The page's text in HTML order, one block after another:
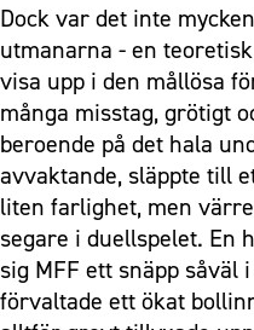
Dock var det inte
utmanarna - en
visa upp i den mållösa
många misstag, grötigt
beroende på det hala
avvaktande, släppte till
liten farlighet, men
segare i duellspelet. En
sig MFF ett snäpp såväl
förvaltade ett ökat